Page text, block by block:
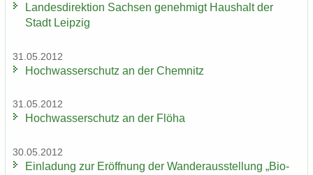
Lan­des­di­rek­ti­on Sach­sen ge­neh­migt Haus­halt der
Stadt Leip­zig
31.05.2012
Hoch­was­ser­schutz an der Chem­nitz
31.05.2012
Hoch­was­ser­schutz an der Flöha
30.05.2012
Ein­la­dung zur Er­öff­nung der Wan­der­aus­stel­lung „Bio­